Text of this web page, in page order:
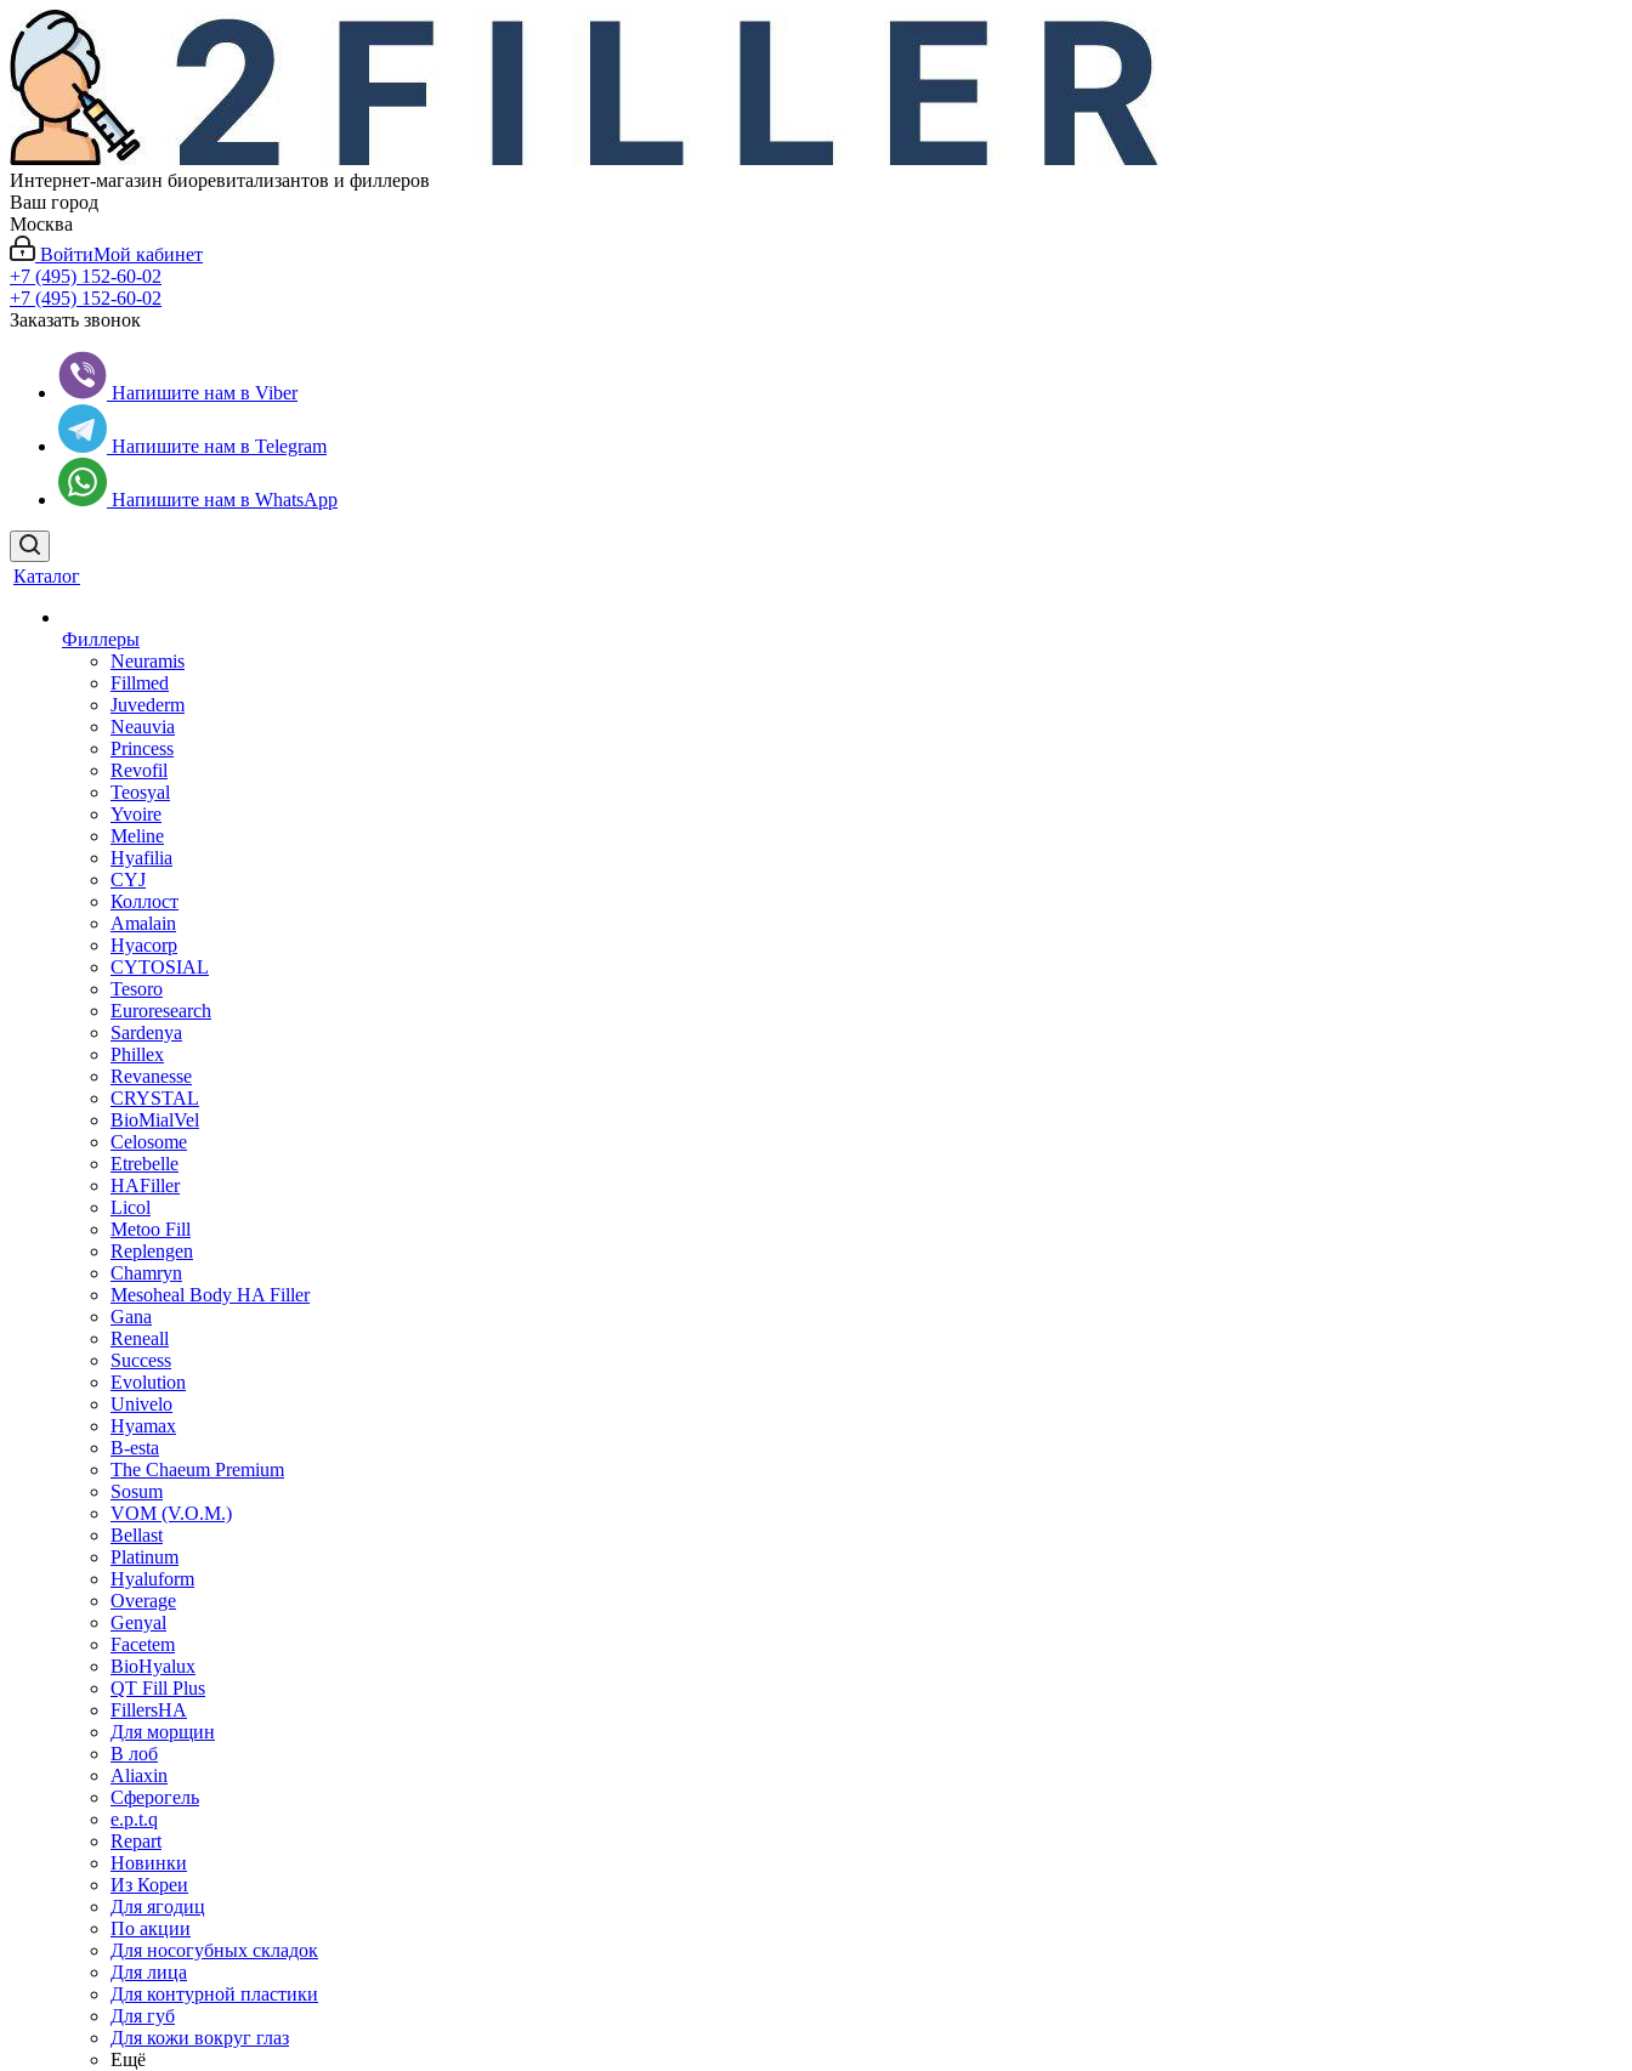
Интернет-магазин биоревитализантов и филлеров
Ваш город
Москва
ВойтиМой кабинет
+7 (495) 152-60-02
+7 (495) 152-60-02
Заказать звонок
Напишите нам в Viber
Напишите нам в Telegram
Напишите нам в WhatsApp
Каталог
Филлеры
Neuramis
Fillmed
Juvederm
Neauvia
Princess
Revofil
Teosyal
Yvoire
Meline
Hyafilia
CYJ
Коллост
Amalain
Hyacorp
CYTOSIAL
Tesoro
Euroresearch
Sardenya
Phillex
Revanesse
CRYSTAL
BioMialVel
Celosome
Etrebelle
HAFiller
Licol
Metoo Fill
Replengen
Chamryn
Mesoheal Body HA Filler
Gana
Reneall
Success
Evolution
Univelo
Hyamax
B-esta
The Chaeum Premium
Sosum
VOM (V.O.M.)
Bellast
Platinum
Hyaluform
Overage
Genyal
Facetem
BioHyalux
QT Fill Plus
FillersHA
Для морщин
В лоб
Aliaxin
Сферогель
e.p.t.q
Repart
Новинки
Из Кореи
Для ягодиц
По акции
Для носогубных складок
Для лица
Для контурной пластики
Для губ
Для кожи вокруг глаз
Ещё